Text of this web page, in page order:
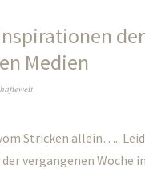
Medien
Stricken allein…..
vergangenen